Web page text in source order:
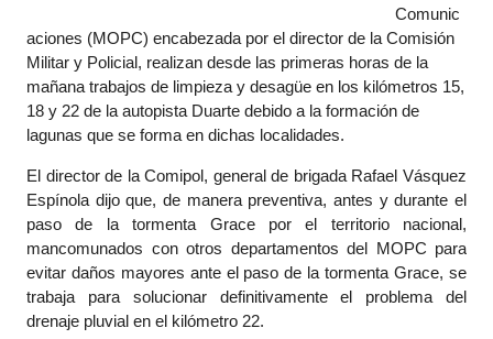
Comunic
aciones (MOPC) encabezada por el director de la Comisión
Militar y Policial, realizan desde las primeras horas de la
mañana trabajos de limpieza y desagüe en los kilómetros 15,
18 y 22 de la autopista Duarte debido a la formación de
lagunas que se forma en dichas localidades.
El director de la Comipol, general de brigada Rafael Vásquez
Espínola dijo que, de manera preventiva, antes y durante el
paso de la tormenta Grace por el territorio nacional,
mancomunados con otros departamentos del MOPC para
evitar daños mayores ante el paso de la tormenta Grace, se
trabaja para solucionar definitivamente el problema del
drenaje pluvial en el kilómetro 22.